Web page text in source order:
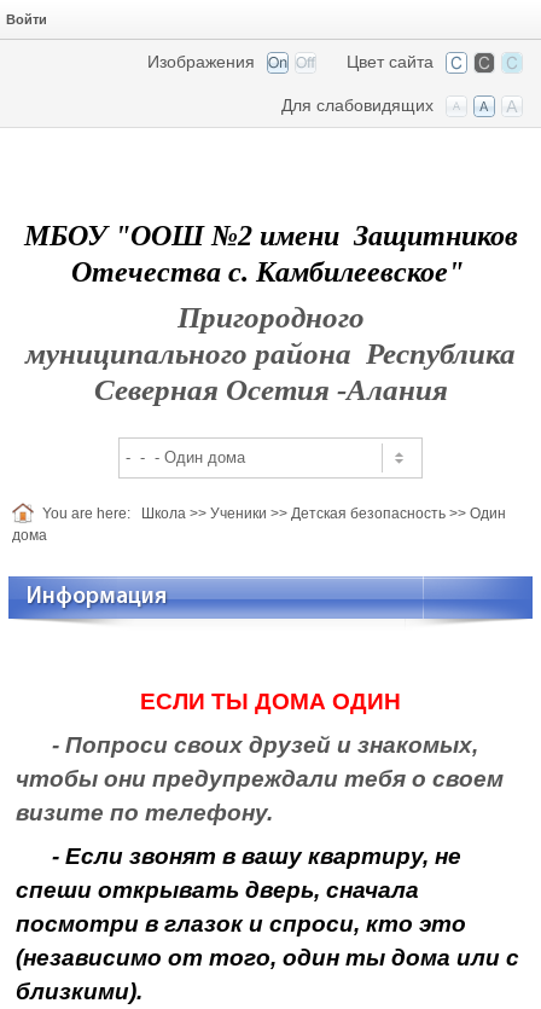
Войти
Цвет сайта
Изображения
Для слабовидящих
МБОУ "ООШ №2 имени Защитников
Отечества с. Камбилеевское"
Пригородного
муниципального района Республика
Северная Осетия -Алания
You are here: Школа >> Ученики >> Детская безопасность >> Один
дома
Информация
ЕСЛИ ТЫ ДОМА ОДИН
- Попроси своих друзей и знакомых,
чтобы они предупреждали тебя о своем
визите по телефону.
- Если звонят в вашу квартиру, не
спеши открывать дверь, сначала
посмотри в глазок и спроси, кто это
(независимо от того, один ты дома или с
близкими).